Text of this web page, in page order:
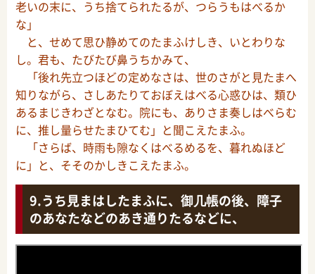
老いの末に、うち捨てられたるが、つらうもはべるか
な」
と、せめて思ひ静めてのたまふけしき、いとわりな
し。君も、たびたび鼻うちかみて、
「後れ先立つほどの定めなさは、世のさがと見たまへ
知りながら、さしあたりておぼえはべる心惑ひは、類ひ
あるまじきわざとなむ。院にも、ありさま奏しはべらむ
に、推し量らせたまひてむ」と聞こえたまふ。
「さらば、時雨も隙なくはべるめるを、暮れぬほど
に」と、そそのかしきこえたまふ。
うち見まはしたまふに、御几帳の後、障子
のあなたなどのあき通りたるなどに、